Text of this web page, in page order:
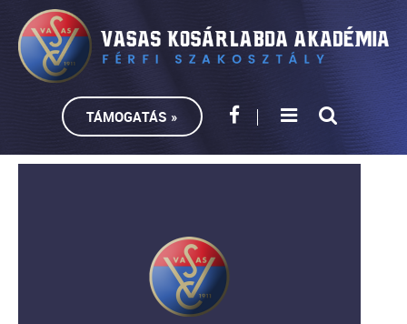
TÁMOGATÁS »